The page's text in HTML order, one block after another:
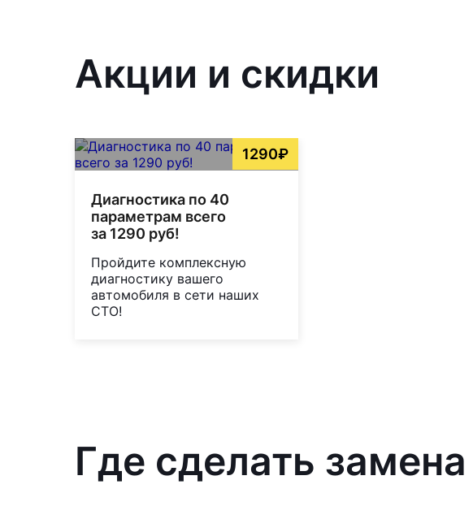
Акции и скидки
1290₽
Диагностика по 40
параметрам всего
за 1290 руб!
Пройдите комплексную
диагностику вашего
автомобиля в сети наших
СТО!
Где сделать